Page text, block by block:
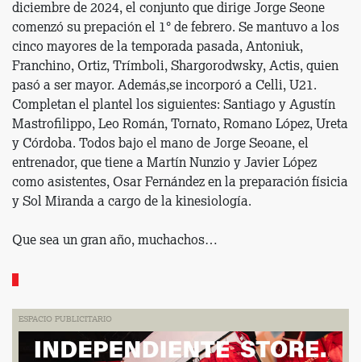
diciembre de 2024, el conjunto que dirige Jorge Seone
comenzó su prepación el 1° de febrero. Se mantuvo a los
cinco mayores de la temporada pasada, Antoniuk,
Franchino, Ortiz, Trímboli, Shargorodwsky, Actis, quien
pasó a ser mayor. Además,se incorporó a Celli, U21.
Completan el plantel los siguientes: Santiago y Agustín
Mastrofilippo, Leo Román, Tornato, Romano López, Ureta
y Córdoba. Todos bajo el mano de Jorge Seoane, el
entrenador, que tiene a Martín Nunzio y Javier López
como asistentes, Osar Fernández en la preparación físicia
y Sol Miranda a cargo de la kinesiología.
Que sea un gran año, muchachos…
ESPACIO PUBLICITARIO